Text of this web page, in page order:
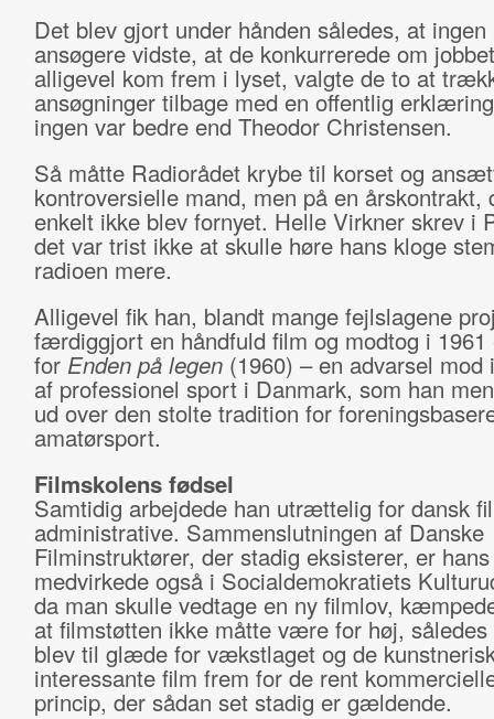
Det blev gjort under hånden således, at
ansøgere vidste, at de konkurrerede om
alligevel kom frem i lyset, valgte de to at
ansøgninger tilbage med en offentlig
ingen var bedre end Theodor Christensen.
Så måtte Radiorådet krybe til korset og
kontroversielle mand, men på en årskontrakt,
enkelt ikke blev fornyet. Helle Virkner skrev i
det var trist ikke at skulle høre hans kloge
radioen mere.
Alligevel fik han, blandt mange fejlslagene
færdiggjort en håndfuld film og modtog i 1961
for Enden på legen(1960) – en advarsel mod
af professionel sport i Danmark, som han
ud over den stolte tradition for
amatørsport.
Filmskolens fødsel
Samtidig arbejdede han utrættelig for dansk
administrative. Sammenslutningen af Danske
Filminstruktører, der stadig eksisterer, er
medvirkede også i Socialdemokratiets
da man skulle vedtage en ny filmlov,
at filmstøtten ikke måtte være for høj, således
blev til glæde for vækstlaget og de
interessante film frem for de rent
princip, der sådan set stadig er gældende.